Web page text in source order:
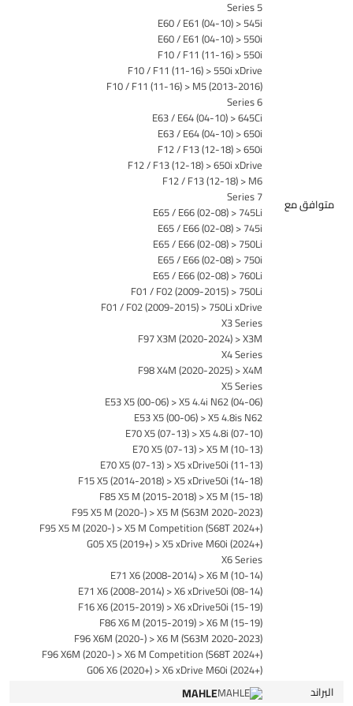
متوافق مع
5 Series
E60 / E61 (04-10) > 545i
E60 / E61 (04-10) > 550i
F10 / F11 (11-16) > 550i
F10 / F11 (11-16) > 550i xDrive
F10 / F11 (11-16) > M5 (2013-2016)
6 Series
E63 / E64 (04-10) > 645Ci
E63 / E64 (04-10) > 650i
F12 / F13 (12-18) > 650i
F12 / F13 (12-18) > 650i xDrive
F12 / F13 (12-18) > M6
7 Series
E65 / E66 (02-08) > 745Li
E65 / E66 (02-08) > 745i
E65 / E66 (02-08) > 750Li
E65 / E66 (02-08) > 750i
E65 / E66 (02-08) > 760Li
F01 / F02 (2009-2015) > 750Li
F01 / F02 (2009-2015) > 750Li xDrive
X3 Series
F97 X3M (2020-2024) > X3M
X4 Series
F98 X4M (2020-2025) > X4M
X5 Series
E53 X5 (00-06) > X5 4.4i N62 (04-06)
E53 X5 (00-06) > X5 4.8is N62
E70 X5 (07-13) > X5 4.8i (07-10)
E70 X5 (07-13) > X5 M (10-13)
E70 X5 (07-13) > X5 xDrive50i (11-13)
F15 X5 (2014-2018) > X5 xDrive50i (14-18)
F85 X5 M (2015-2018) > X5 M (15-18)
F95 X5 M (2020-) > X5 M (S63M 2020-2023)
F95 X5 M (2020-) > X5 M Competition (S68T 2024+)
G05 X5 (2019+) > X5 xDrive M60i (2024+)
X6 Series
E71 X6 (2008-2014) > X6 M (10-14)
E71 X6 (2008-2014) > X6 xDrive50i (08-14)
F16 X6 (2015-2019) > X6 xDrive50i (15-19)
F86 X6 M (2015-2019) > X6 M (15-19)
F96 X6M (2020-) > X6 M (S63M 2020-2023)
F96 X6M (2020-) > X6 M Competition (S68T 2024+)
G06 X6 (2020+) > X6 xDrive M60i (2024+)
البراند
MAHLE